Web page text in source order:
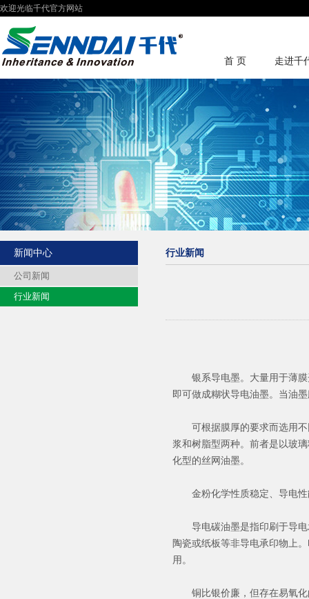
欢迎光临千代官方网站
首 页 走进千
新闻中心
公司新闻
行业新闻
行业新闻
银系导电墨。大量用于薄膜
即可做成糊状导电油墨。当油
可根据膜厚的要求而选用不
浆和树脂型两种。前者是以玻
化型的丝网油墨。
金粉化学性质稳定、导电性
导电碳油墨是指印刷于导
陶瓷或纸板等非导电承印物上
用。
铜比银价廉，但存在易氧化